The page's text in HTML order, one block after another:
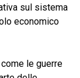
sul sistema
economico
le guerre